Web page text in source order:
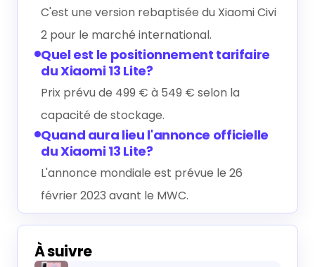
C'est une version rebaptisée du Xiaomi Civi
2 pour le marché international.
Quel est le positionnement tarifaire
du Xiaomi 13 Lite?
Prix prévu de 499 € à 549 € selon la
capacité de stockage.
Quand aura lieu l'annonce officielle
du Xiaomi 13 Lite?
L'annonce mondiale est prévue le 26
février 2023 avant le MWC.
À suivre